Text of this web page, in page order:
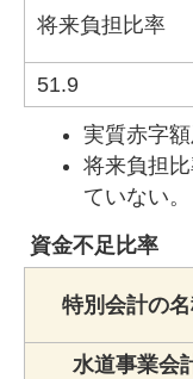
将来負担比率
51.9
実質赤字
将来負担
ていない。
資金不足比率
特別会計の
水道事業会